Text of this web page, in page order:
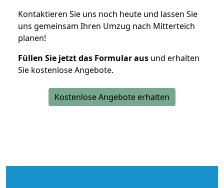
Kontaktieren Sie uns noch heute und lassen Sie
uns gemeinsam Ihren Umzug nach Mitterteich
planen!
Füllen Sie jetzt das Formular aus und erhalten
Sie kostenlose Angebote.
Kostenlose Angebote erhalten